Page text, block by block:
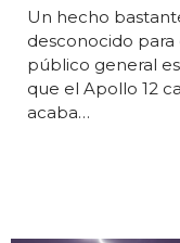
Un hecho
desconocido para
público general es
que el Apollo 12
acaba…